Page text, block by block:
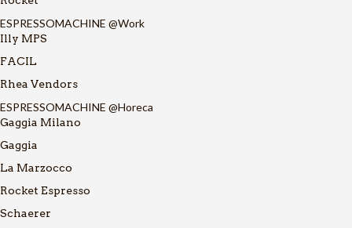
ESPRESSOMACHINE @Work
Illy MPS
FACIL
Rhea Vendors
ESPRESSOMACHINE @Horeca
Gaggia Milano
Gaggia
La Marzocco
Rocket Espresso
Schaerer